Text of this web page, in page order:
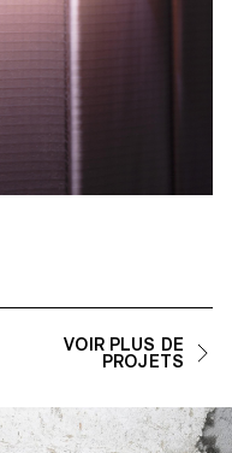
VOIR PLUS DE
PROJETS